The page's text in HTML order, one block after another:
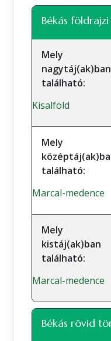
Békás
Mely
nagytáj(ak)ban
található:
Kisalföld
Mely
található:
Marcal-medence
Mely
kistáj(ak)ban
található:
Marcal-medence
Békás rövid